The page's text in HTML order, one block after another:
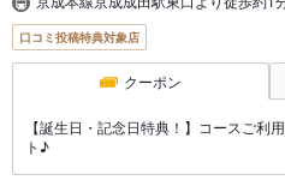
口コミ投稿特典対象店
クーポン
【誕生日・記念日特典！】コースご利
ト♪